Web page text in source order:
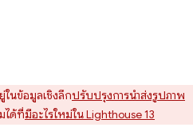
ในข้อมูลเชิงลึกปรับปรุงการนำส่งรูปภาพ
ได้ที่มีอะไรใหม่ใน Lighthouse 13